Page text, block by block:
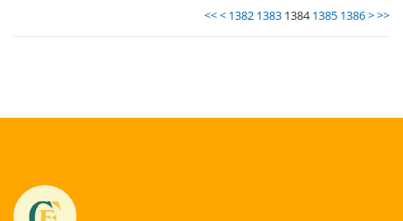
<<< 1382 1383 1384 1385 1386>>>